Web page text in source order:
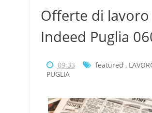
Offerte di lavoro
Indeed Puglia
09:33 featured ,
PUGLIA